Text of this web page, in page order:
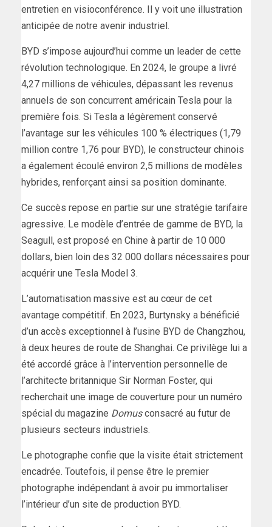
entretien en visioconférence. Il y voit une illustration
anticipée de notre avenir industriel.
BYD s’impose aujourd’hui comme un leader de cette
révolution technologique. En 2024, le groupe a livré
4,27 millions de véhicules, dépassant les revenus
annuels de son concurrent américain Tesla pour la
première fois. Si Tesla a légèrement conservé
l’avantage sur les véhicules 100 % électriques (1,79
million contre 1,76 pour BYD), le constructeur chinois
a également écoulé environ 2,5 millions de modèles
hybrides, renforçant ainsi sa position dominante.
Ce succès repose en partie sur une stratégie tarifaire
agressive. Le modèle d’entrée de gamme de BYD, la
Seagull, est proposé en Chine à partir de 10 000
dollars, bien loin des 32 000 dollars nécessaires pour
acquérir une Tesla Model 3.
L’automatisation massive est au cœur de cet
avantage compétitif. En 2023, Burtynsky a bénéficié
d’un accès exceptionnel à l’usine BYD de Changzhou,
à deux heures de route de Shanghai. Ce privilège lui a
été accordé grâce à l’intervention personnelle de
l’architecte britannique Sir Norman Foster, qui
recherchait une image de couverture pour un numéro
spécial du magazine Domusconsacré au futur de
plusieurs secteurs industriels.
Le photographe confie que la visite était strictement
encadrée. Toutefois, il pense être le premier
photographe indépendant à avoir pu immortaliser
l’intérieur d’un site de production BYD.